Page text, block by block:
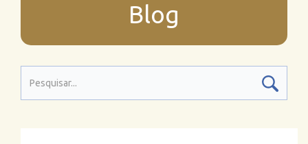
Blog